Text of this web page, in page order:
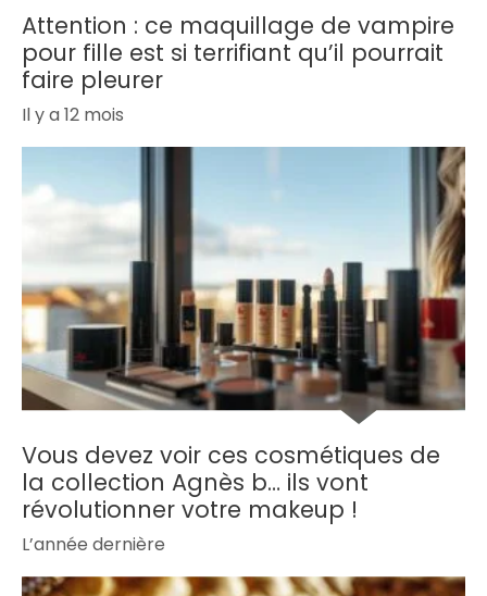
Attention : ce maquillage de vampire
pour fille est si terrifiant qu’il pourrait
faire pleurer
Il y a 12 mois
Vous devez voir ces cosmétiques de
la collection Agnès b… ils vont
révolutionner votre makeup !
L’année dernière